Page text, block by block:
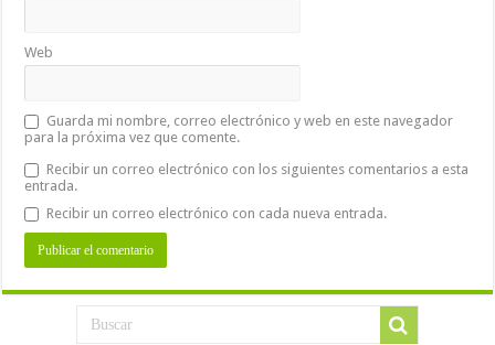
Web
Guarda mi nombre, correo electrónico y web en este navegador
para la próxima vez que comente.
Recibir un correo electrónico con los siguientes comentarios a esta
entrada.
Recibir un correo electrónico con cada nueva entrada.